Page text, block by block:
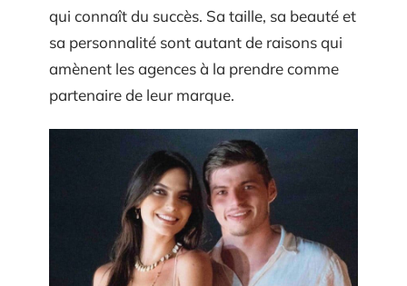
qui connaît du succès. Sa taille, sa beauté et
sa personnalité sont autant de raisons qui
amènent les agences à la prendre comme
partenaire de leur marque.